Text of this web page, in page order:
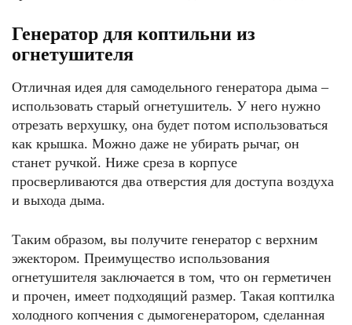
Генератор для коптильни из
огнетушителя
Отличная идея для самодельного генератора дыма –
использовать старый огнетушитель. У него нужно
отрезать верхушку, она будет потом использоваться
как крышка. Можно даже не убирать рычаг, он
станет ручкой. Ниже среза в корпусе
просверливаются два отверстия для доступа воздуха
и выхода дыма.
Таким образом, вы получите генератор с верхним
эжектором. Преимущество использования
огнетушителя заключается в том, что он герметичен
и прочен, имеет подходящий размер. Такая коптилка
холодного копчения с дымогенератором, сделанная